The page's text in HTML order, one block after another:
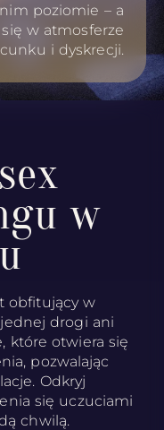
poziomie – a
w atmosferze
i dyskrecji.
w
obfitujący w
drogi ani
które otwiera się
pozwalając
Odkryj
się uczuciami
chwilą.